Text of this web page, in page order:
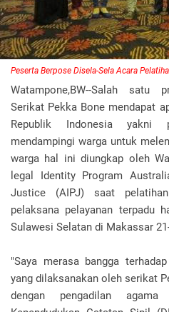
Peserta Berpose Disela-Sela Acara
Watampone,BW--Salah satu
Serikat Pekka Bone mendapat
Republik Indonesia yakni
mendampingi warga untuk
warga hal ini diungkap oleh
legal Identity Program
Justice (AIPJ) saat
pelaksana pelayanan terpadu
Sulawesi Selatan di Makassar
"Saya merasa bangga
yang dilaksanakan oleh serikat
dengan pengadilan